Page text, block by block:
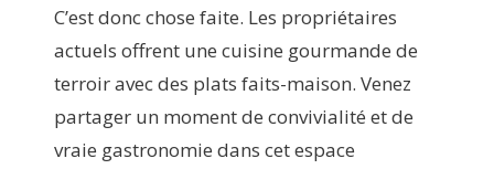
C’est donc chose faite. Les propriétaires
actuels offrent une cuisine gourmande de
terroir avec des plats faits-maison. Venez
partager un moment de convivialité et de
vraie gastronomie dans cet espace